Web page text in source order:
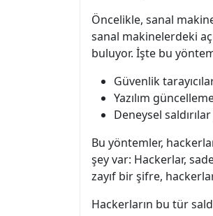
Öncelikle, sanal
sanal makinelerdeki
buluyor. İşte bu
Güvenlik
Yazılım
Deneysel
Bu yöntemler,
şey var: Hackerlar,
zayıf bir şifre,
Hackerların bu tür